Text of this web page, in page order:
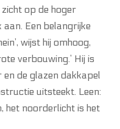
op de hoger
Een belangrijke
wijst hij omhoog,
verbouwing.’ Hij is
de glazen dakkapel
uitsteekt. Leen:
het noorderlicht is het